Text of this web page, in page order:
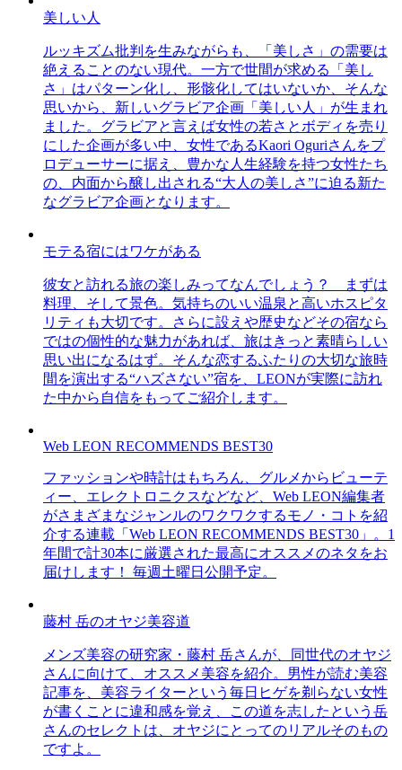
美しい人
ルッキズム批判を生みながらも、「美しさ」の需要は
絶えることのない現代。一方で世間が求める「美し
さ」はパターン化し、形骸化してはいないか、そんな
思いから、新しいグラビア企画「美しい人」が生まれ
ました。グラビアと言えば女性の若さとボディを売り
にした企画が多い中、女性であるKaori Oguriさんをプ
ロデューサーに据え、豊かな人生経験を持つ女性たち
の、内面から醸し出される“大人の美しさ”に迫る新た
なグラビア企画となります。
モテる宿にはワケがある
彼女と訪れる旅の楽しみってなんでしょう？ まずは
料理、そして景色。気持ちのいい温泉と高いホスピタ
リティも大切です。さらに設えや歴史などその宿なら
ではの個性的な魅力があれば、旅はきっと素晴らしい
思い出になるはず。そんな恋するふたりの大切な旅時
間を演出する“ハズさない”宿を、LEONが実際に訪れ
た中から自信をもってご紹介します。
Web LEON RECOMMENDS BEST30
ファッションや時計はもちろん、グルメからビューテ
ィー、エレクトロニクスなどなど、Web LEON編集者
がさまざまなジャンルのワクワクするモノ・コトを紹
介する連載「Web LEON RECOMMENDS BEST30」。1
年間で計30本に厳選された最高にオススメのネタをお
届けします！ 毎週土曜日公開予定。
藤村 岳のオヤジ美容道
メンズ美容の研究家・藤村 岳さんが、同世代のオヤジ
さんに向けて、オススメ美容を紹介。男性が読む美容
記事を、美容ライターという毎日ヒゲを剃らない女性
が書くことに違和感を覚え、この道を志したという岳
さんのセレクトは、オヤジにとってのリアルそのもの
ですよ。